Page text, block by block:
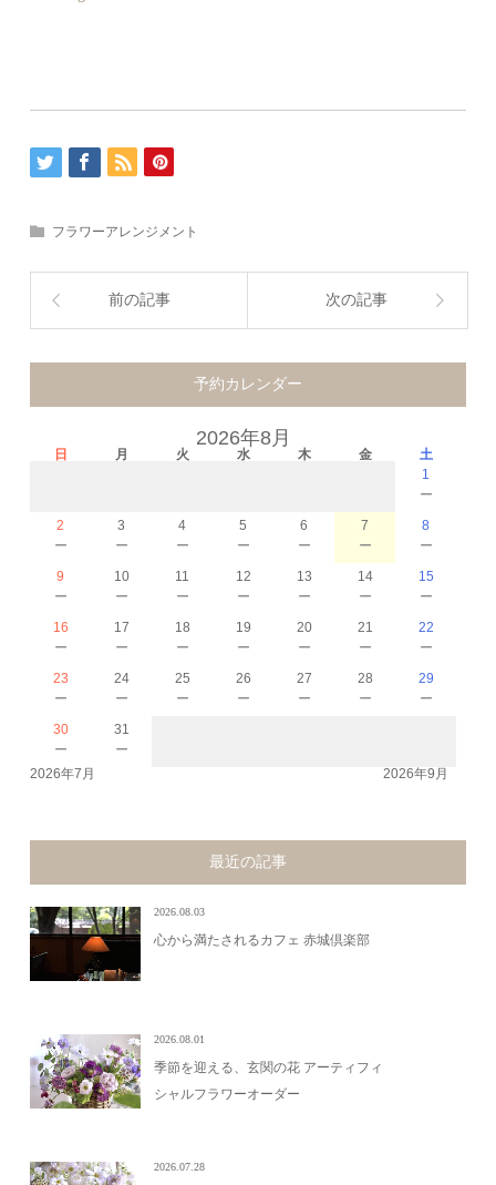
フラワーアレンジメント
前の記事 次の記事
予約カレンダー
2026年8月
日 月 火 水 木 金
土
1
－
2
－
3
－
4
－
5
－
6
－
7
－
8
－
9
－
10
－
11
－
12
－
13
－
14
－
15
－
16
－
17
－
18
－
19
－
20
－
21
－
22
－
23
－
24
－
25
－
26
－
27
－
28
－
29
－
30
－
31
－
2026年7月 2026年9月
最近の記事
2026.08.03
心から満たされるカフェ 赤城倶楽部
2026.08.01
季節を迎える、玄関の花 アーティフィ
シャルフラワーオーダー
2026.07.28